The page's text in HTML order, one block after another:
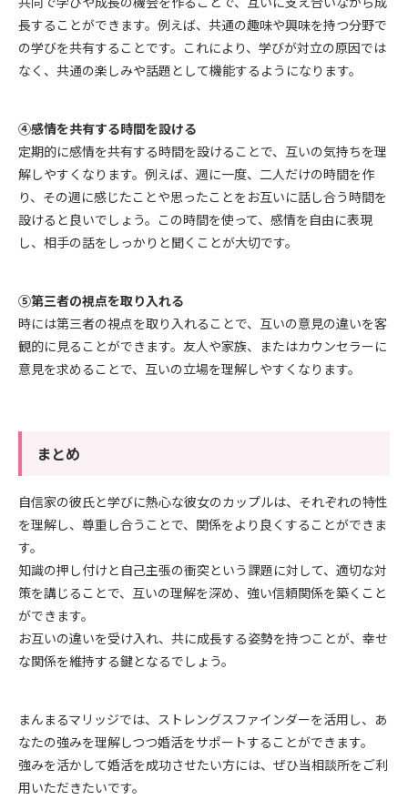
長することができます。例えば、共通の趣味や興味を持つ分野で
の学びを共有することです。これにより、学びが対立の原因では
なく、共通の楽しみや話題として機能するようになります。
④感情を共有する時間を設ける
定期的に感情を共有する時間を設けることで、互いの気持ちを理
解しやすくなります。例えば、週に一度、二人だけの時間を作
り、その週に感じたことや思ったことをお互いに話し合う時間を
設けると良いでしょう。この時間を使って、感情を自由に表現
し、相手の話をしっかりと聞くことが大切です。
⑤第三者の視点を取り入れる
時には第三者の視点を取り入れることで、互いの意見の違いを客
観的に見ることができます。友人や家族、またはカウンセラーに
意見を求めることで、互いの立場を理解しやすくなります。
まとめ
自信家の彼氏と学びに熱心な彼女のカップルは、それぞれの特性
を理解し、尊重し合うことで、関係をより良くすることができま
す。
知識の押し付けと自己主張の衝突という課題に対して、適切な対
策を講じることで、互いの理解を深め、強い信頼関係を築くこと
ができます。
お互いの違いを受け入れ、共に成長する姿勢を持つことが、幸せ
な関係を維持する鍵となるでしょう。
まんまるマリッジでは、ストレングスファインダーを活用し、あ
なたの強みを理解しつつ婚活をサポートすることができます。
強みを活かして婚活を成功させたい方には、ぜひ当相談所をご利
用いただきたいです。